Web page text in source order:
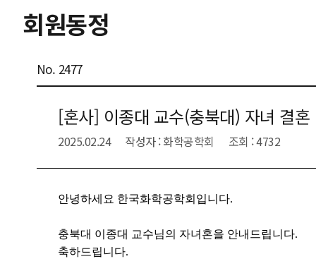
회원동정
No. 2477
[혼사] 이종대 교수(충북대) 자녀 결혼
2025.02.24 작성자 : 화학공학회 조회 : 4732